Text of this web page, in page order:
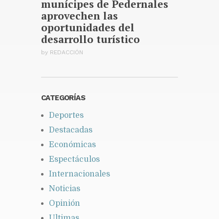
munícipes de Pedernales
aprovechen las
oportunidades del
desarrollo turístico
by REDACCIÓN
CATEGORÍAS
Deportes
Destacadas
Económicas
Espectáculos
Internacionales
Noticias
Opinión